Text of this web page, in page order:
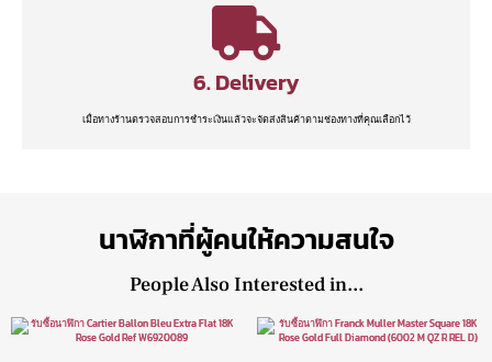
6. Delivery
เมื่อทางร้านตรวจสอบการชำระเงินแล้วจะจัดส่งสินค้าตามช่องทางที่คุณเลือกไว้
นาฬิกาที่ผู้คนให้ความสนใจ
People Also Interested in...